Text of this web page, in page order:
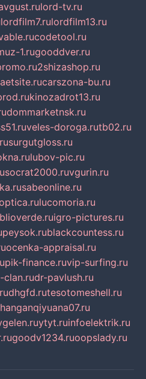
lord-tv.ru
lordfilm7.rulordfilm13.ru
codetool.ru
1.rugooddver.ru
2shizashop.ru
carszona-bu.ru
kinozadrot13.ru
dommarketnsk.ru
veles-doroga.rutb02.ru
surgutgloss.ru
lubov-pic.ru
socrat2000.ruvgurin.ru
sabeonline.ru
lucomoria.ru
igro-pictures.ru
peysok.rublackcountess.ru
ocenka-appraisal.ru
pik-finance.ruvip-surfing.ru
clan.rudr-pavlush.ru
dhgfd.rutesotomeshell.ru
ytyt.ruinfoelektrik.ru
goodv1234.ruoopslady.ru